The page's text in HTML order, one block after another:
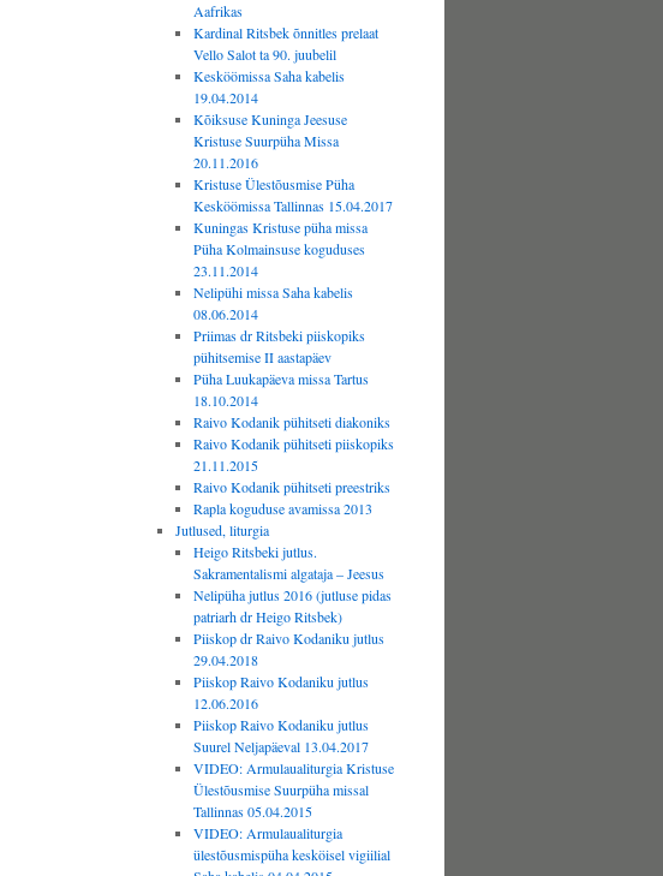
Aafrikas
Kardinal Ritsbek õnnitles prelaat
Vello Salot ta 90. juubelil
Kesköömissa Saha kabelis
19.04.2014
Kõiksuse Kuninga Jeesuse
Kristuse Suurpüha Missa
20.11.2016
Kristuse Ülestõusmise Püha
Kesköömissa Tallinnas 15.04.2017
Kuningas Kristuse püha missa
Püha Kolmainsuse koguduses
23.11.2014
Nelipühi missa Saha kabelis
08.06.2014
Priimas dr Ritsbeki piiskopiks
pühitsemise II aastapäev
Püha Luukapäeva missa Tartus
18.10.2014
Raivo Kodanik pühitseti diakoniks
Raivo Kodanik pühitseti piiskopiks
21.11.2015
Raivo Kodanik pühitseti preestriks
Rapla koguduse avamissa 2013
Jutlused, liturgia
Heigo Ritsbeki jutlus.
Sakramentalismi algataja – Jeesus
Nelipüha jutlus 2016 (jutluse pidas
patriarh dr Heigo Ritsbek)
Piiskop dr Raivo Kodaniku jutlus
29.04.2018
Piiskop Raivo Kodaniku jutlus
12.06.2016
Piiskop Raivo Kodaniku jutlus
Suurel Neljapäeval 13.04.2017
VIDEO: Armulaualiturgia Kristuse
Ülestõusmise Suurpüha missal
Tallinnas 05.04.2015
VIDEO: Armulaualiturgia
ülestõusmispüha kesköisel vigiilial